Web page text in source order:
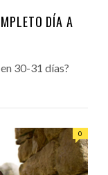
DÍA A
30-31 días?
0